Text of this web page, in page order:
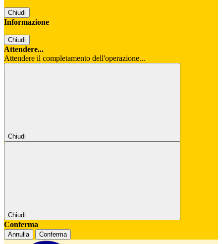
Chiudi
Informazione
Chiudi
Attendere...
Attendere il completamento dell'operazione...
Chiudi
Chiudi
Conferma
Annulla Conferma